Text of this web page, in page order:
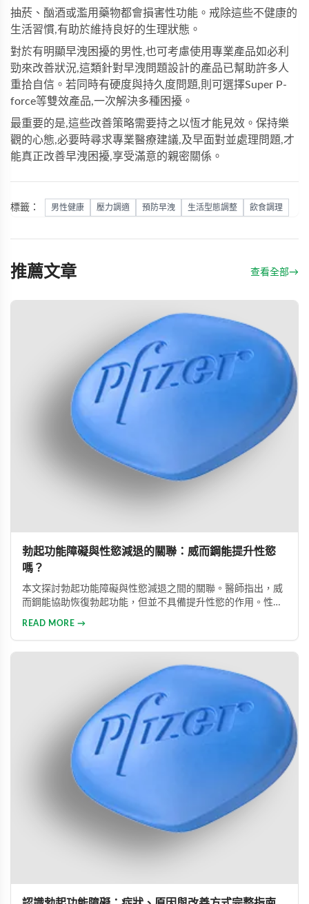
抽菸、酗酒或濫用藥物都會損害性功能。戒除這些不健康的
生活習慣,有助於維持良好的生理狀態。
對於有明顯早洩困擾的男性,也可考慮使用專業產品如必利
勁來改善狀況,這類針對早洩問題設計的產品已幫助許多人
重拾自信。若同時有硬度與持久度問題,則可選擇Super P-
force等雙效產品,一次解決多種困擾。
最重要的是,這些改善策略需要持之以恆才能見效。保持樂
觀的心態,必要時尋求專業醫療建議,及早面對並處理問題,才
能真正改善早洩困擾,享受滿意的親密關係。
標籤： 男性健康 壓力調適 預防早洩 生活型態調整 飲食調理
推薦文章 查看全部→
勃起功能障礙與性慾減退的關聯：威而鋼能提升性慾
嗎？
本文探討勃起功能障礙與性慾減退之間的關聯。醫師指出，威
而鋼能協助恢復勃起功能，但並不具備提升性慾的作用。性慾
READ MORE →